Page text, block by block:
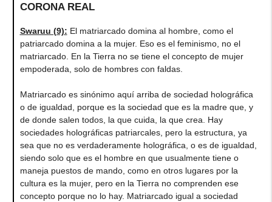
CORONA REAL
Swaruu (9): El matriarcado domina al hombre, como el
patriarcado domina a la mujer. Eso es el feminismo, no el
matriarcado. En la Tierra no se tiene el concepto de mujer
empoderada, solo de hombres con faldas.
Matriarcado es sinónimo aquí arriba de sociedad holográfica
o de igualdad, porque es la sociedad que es la madre que, y
de donde salen todos, la que cuida, la que crea. Hay
sociedades holográficas patriarcales, pero la estructura, ya
sea que no es verdaderamente holográfica, o es de igualdad,
siendo solo que es el hombre en que usualmente tiene o
maneja puestos de mando, como en otros lugares por la
cultura es la mujer, pero en la Tierra no comprenden ese
concepto porque no lo hay. Matriarcado igual a sociedad